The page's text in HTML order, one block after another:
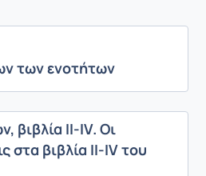
των ενοτήτων
βιβλία ΙΙ-IV. Οι
στα βιβλία ΙΙ-IV του